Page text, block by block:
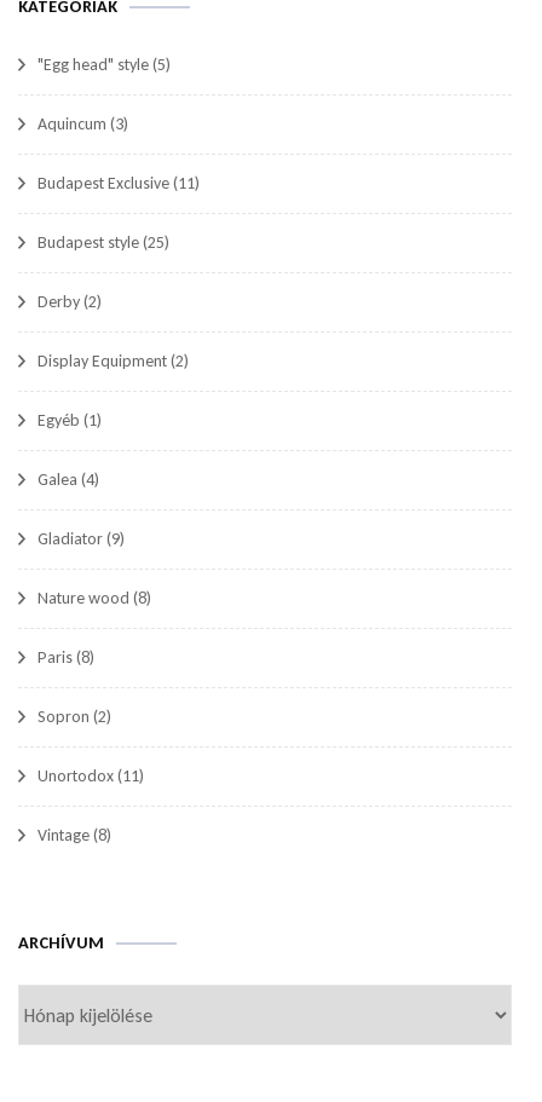
KATEGÓRIÁK
"Egg head" style(5)
Aquincum (3)
Budapest Exclusive(11)
Budapest style(25)
Derby(2)
Display Equipment(2)
Egyéb (1)
Galea (4)
Gladiator(9)
Nature wood (8)
Paris(8)
Sopron (2)
Unortodox(11)
Vintage(8)
ARCHÍVUM Archívum